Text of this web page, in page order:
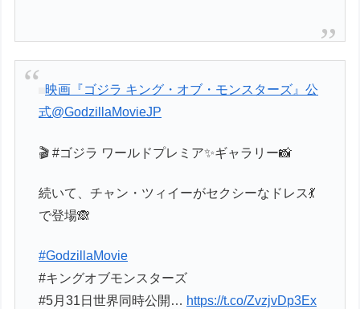
映画『ゴジラ キング・オブ・モンスターズ』公
式@GodzillaMovieJP
🎬 #ゴジラ ワールドプレミア✨ギャラリー📸
続いて、チャン・ツィイーがセクシーなドレス💃
で登場🙈
#GodzillaMovie
#キングオブモンスターズ
#5月31日世界同時公開… https://t.co/ZvzjvDp3Ex